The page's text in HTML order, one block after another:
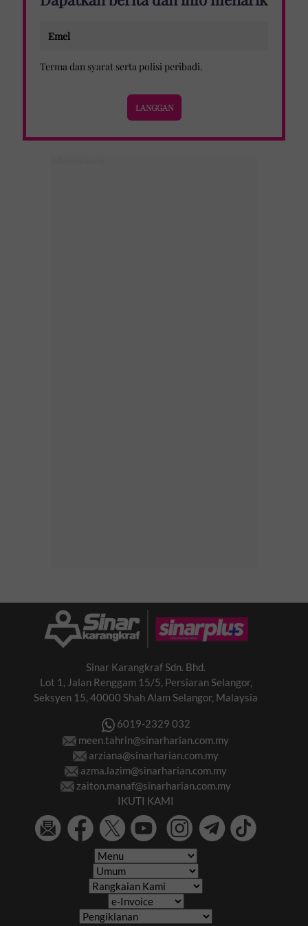
Terma dan syarat serta polisi peribadi.
Sinar Karangkraf Sdn. Bhd.
Lot 1, Jalan Renggam 15/5, Persiaran Selangor,
Seksyen 15, 40000 Shah Alam Selangor, Malaysia
6019-2329 032
meen.tahrin@sinarharian.com.my
arziana@sinarharian.com.my
azma.lazim@sinarharian.com.my
zaiton.manaf@sinarharian.com.my
IKUTI KAMI